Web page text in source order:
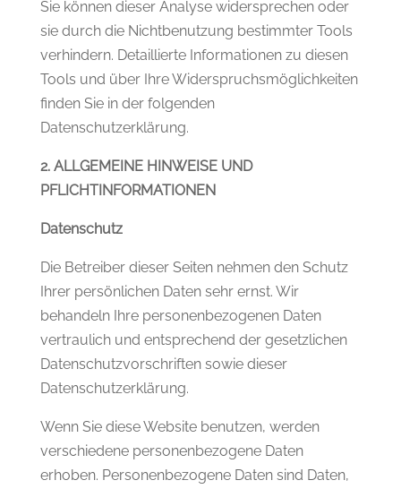
Sie können dieser Analyse widersprechen oder
sie durch die Nichtbenutzung bestimmter Tools
verhindern. Detaillierte Informationen zu diesen
Tools und über Ihre Widerspruchsmöglichkeiten
finden Sie in der folgenden
Datenschutzerklärung.
2. ALLGEMEINE HINWEISE UND
PFLICHTINFORMATIONEN
Datenschutz
Die Betreiber dieser Seiten nehmen den Schutz
Ihrer persönlichen Daten sehr ernst. Wir
behandeln Ihre personenbezogenen Daten
vertraulich und entsprechend der gesetzlichen
Datenschutzvorschriften sowie dieser
Datenschutzerklärung.
Wenn Sie diese Website benutzen, werden
verschiedene personenbezogene Daten
erhoben. Personenbezogene Daten sind Daten,